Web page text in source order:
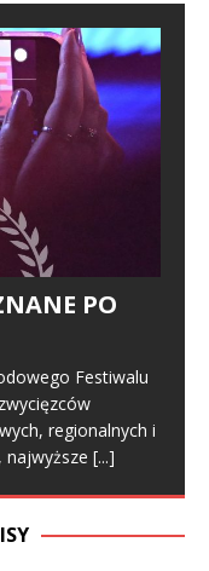
PO
Festiwalu
regionalnych i
najwyższe [...]